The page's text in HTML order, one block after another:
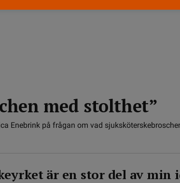
med stolthet”
Enebrink på frågan om vad
är en stor del av min